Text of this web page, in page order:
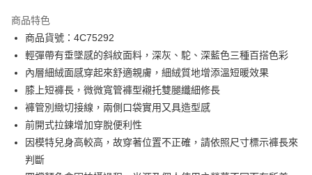
合作金庫商業銀行
華南商業銀行
上海商業儲蓄銀行
台北富邦商業銀行
國泰世華商業銀行
兆豐國際商業銀行
臺灣中小企業銀行
台中商業銀行
匯豐（台灣）商業銀行
華泰商業銀行
聯邦商業銀行
遠東國際商業銀行
元大商業銀行
玉山商業銀行
星展（台灣）商業銀行
台新國際商業銀行
LINE Pay
Apple Pay
街口支付
AFTEE先享後付
相關說明
【關於「AFTEE先享後付」】
AFTEE先享後付是「在收到商品之後才付款」的支付方式。 讓您購物簡單
便利好安心！
商品特色
商品貨號：4C75292
輕彈帶有垂墜感的斜紋面料，深灰、駝、深藍色三種百搭色彩
內層細絨面感穿起來舒適親膚，細絨質地增添溫短暖效果
膝上短褲長，微微寬管褲型襯托雙腿纖細修長
褲管別緻切接線，兩側口袋實用又具造型感
前開式拉鍊增加穿脫便利性
因模特兒身高較高，故穿著位置不正確，請依照尺寸標示褲長來
判斷